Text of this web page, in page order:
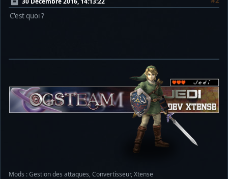
C'est quoi ?
Mods : Gestion des attaques, Convertisseur, Xtense